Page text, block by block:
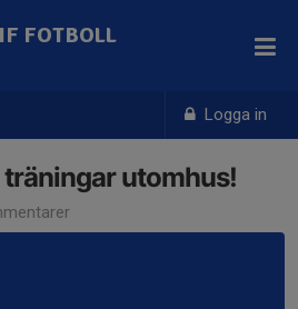
Logga in
FOTBOLL
utomhus!